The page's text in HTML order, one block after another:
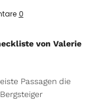
0
von Valerie
Passagen die